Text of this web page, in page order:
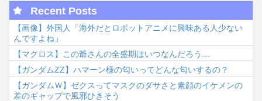
Recent Posts
【画像】外国人「海外だとロボットアニメに興味ある人少ない
んですよね」
【マクロス】この爺さんの全盛期はいつなんだろう…
【ガンダムΖΖ】ハマーン様の匂いってどんな匂いするの？
【ガンダムＷ】ゼクスってマスクのダサさと素顔のイケメンの
差のギャップで風邪ひきそう